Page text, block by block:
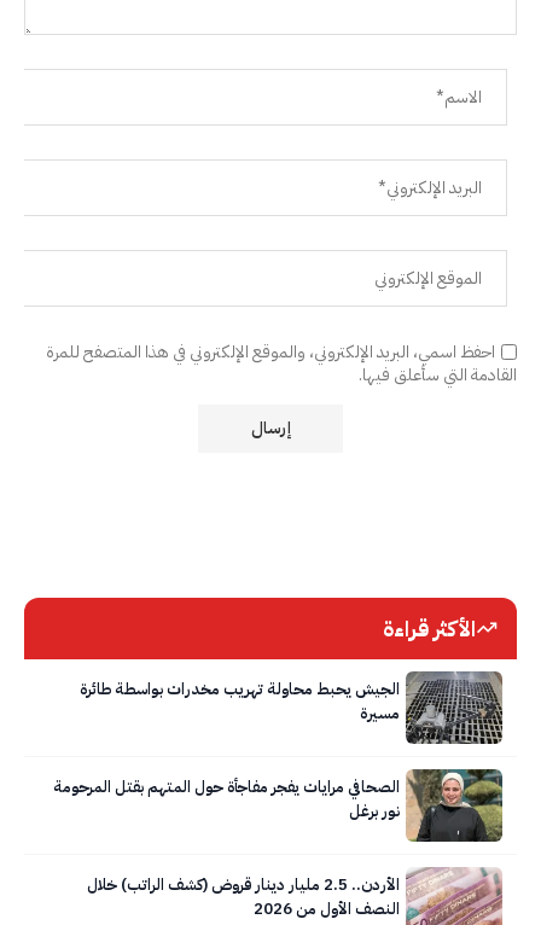
احفظ اسمي، البريد الإلكتروني، والموقع الإلكتروني في هذا المتصفح للمرة
القادمة التي سأعلق فيها.
الأكثر قراءة
الجيش يحبط محاولة تهريب مخدرات بواسطة طائرة
مسيرة
الصحافي مرايات يفجر مفاجأة حول المتهم بقتل المرحومة
نور برغل
الأردن.. 2.5 مليار دينار قروض (كشف الراتب) خلال
النصف الأول من 2026